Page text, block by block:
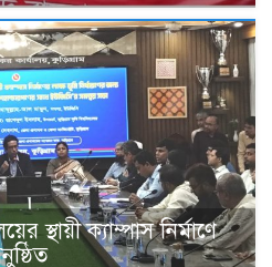
স্থায়ী ক্যাম্পাস নির্মাণে